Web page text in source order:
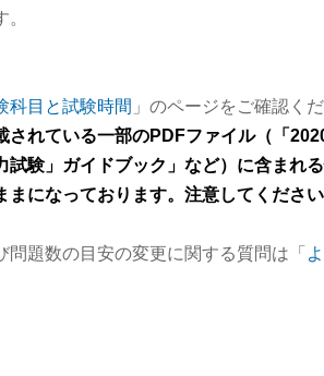
科目と試験時間 」のページをご確認くだ
されている一部のPDFファイル（「
試験」ガイドブック」など）に含まれ
になっております。注意してください
題数の目安の変更に関する質問は「